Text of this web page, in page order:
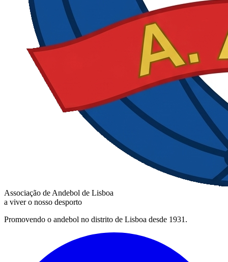
Associação de Andebol de Lisboa
a viver o nosso desporto
Promovendo o andebol no distrito de Lisboa desde 1931.